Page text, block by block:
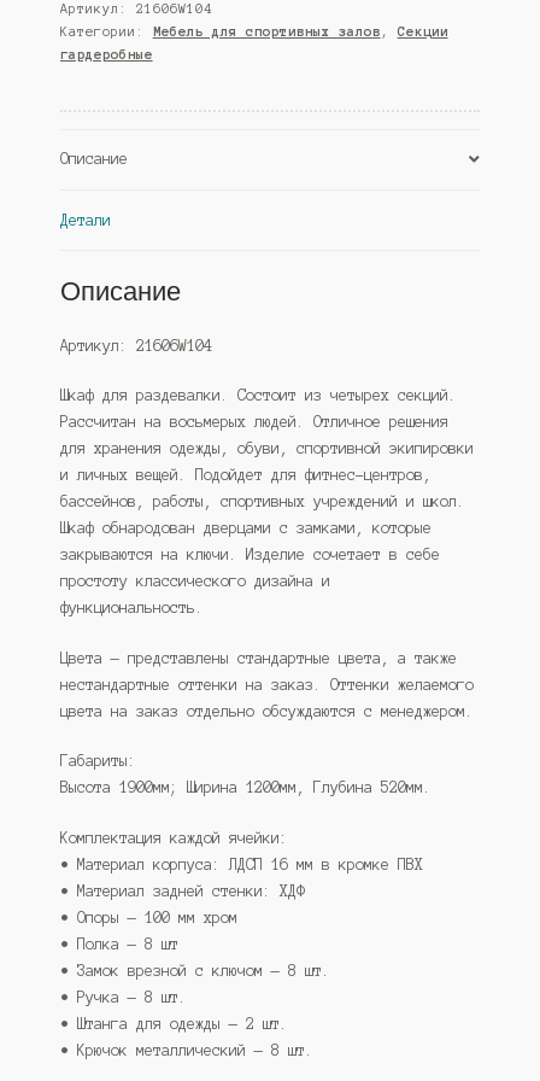
раздевалок
4-
секционный
местный,
Венге
Дуб
Артикул: 21606W104
Категории: Мебель для спортивных залов , Секции
гардеробные
Описание
Детали
Описание
Артикул: 21606W104
Шкаф для раздевалки. Состоит из четырех секций.
Рассчитан на восьмерых людей. Отличное решения
для хранения одежды, обуви, спортивной экипировки
и личных вещей. Подойдет для фитнес-центров,
бассейнов, работы, спортивных учреждений и школ.
Шкаф обнародован дверцами с замками, которые
закрываются на ключи. Изделие сочетает в себе
простоту классического дизайна и
функциональность.
Цвета — представлены стандартные цвета, а также
нестандартные оттенки на заказ. Оттенки желаемого
цвета на заказ отдельно обсуждаются с менеджером.
Габариты:
Высота 1900мм; Ширина 1200мм, Глубина 520мм.
Комплектация каждой ячейки:
• Материал корпуса: ЛДСП 16 мм в кромке ПВХ
• Материал задней стенки: ХДФ
• Опоры — 100 мм хром
• Полка — 8 шт
• Замок врезной с ключом — 8 шт.
• Ручка — 8 шт.
• Штанга для одежды — 2 шт.
• Крючок металлический — 8 шт.